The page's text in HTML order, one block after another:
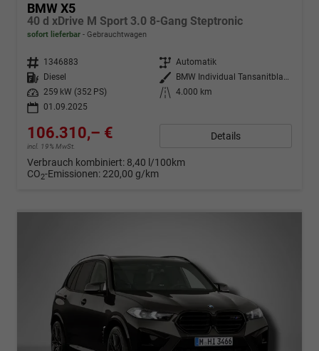
BMW X5
40 d xDrive M Sport 3.0 8-Gang Steptronic
sofort lieferbar Gebrauchtwagen
Fahrzeugnr. 1346883 Getriebe Automatik
Kraftstoff
Diesel Außenfarbe
BMW Individual Tansanitblau metallic
Leistung
259 kW (352 PS) Kilometerstand
4.000 km
01.09.2025
106.310,– €
incl. 19% MwSt.
Details
Verbrauch kombiniert: 8,40 l/100km
CO2-Emissionen: 220,00 g/km